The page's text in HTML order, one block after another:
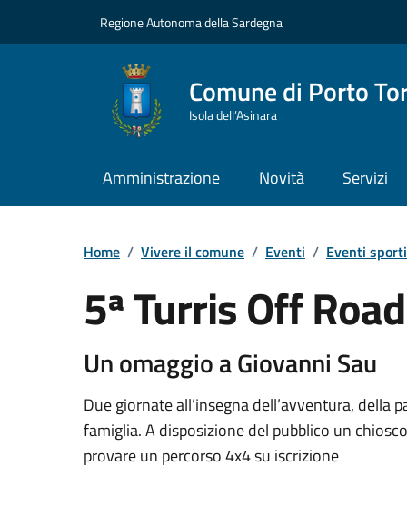
Regione Autonoma della Sardegna
Comune di Porto
Isola dell’Asinara
Amministrazione Novità Servizi
Home / Vivere il comune / Eventi / Eventi
5ª Turris Off
Dettaglio
Un omaggio a Giovanni Sau
Due giornate all’insegna dell’avventura,
famiglia. A disposizione del pubblico un
provare un percorso 4x4 su iscrizione